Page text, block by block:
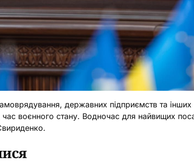
державних підприємств та
воєнного стану. Водночас для найвищих